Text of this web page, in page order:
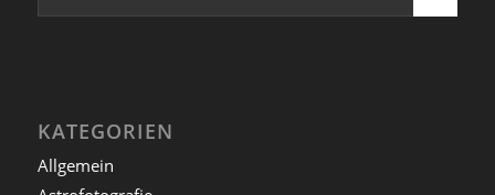
KATEGORIEN
Allgemein